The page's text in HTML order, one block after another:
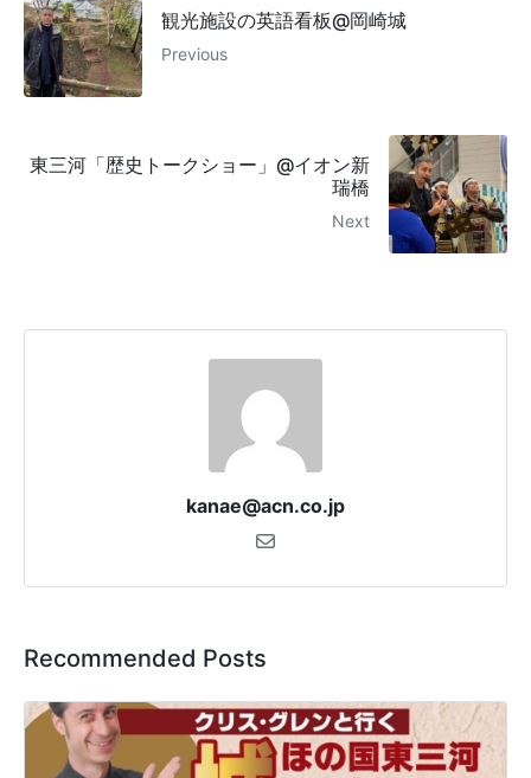
観光施設の英語看板@岡崎城
Previous
東三河「歴史トークショー」@イオン新
瑞橋
Next
kanae@acn.co.jp
Recommended Posts